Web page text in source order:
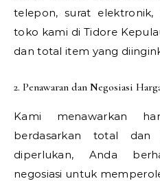
telepon, surat
toko kami di Tidore
dan total item yang
2. Penawaran dan Negosiasi
Kami menawarkan
berdasarkan total
diperlukan, Anda
negosiasi untuk